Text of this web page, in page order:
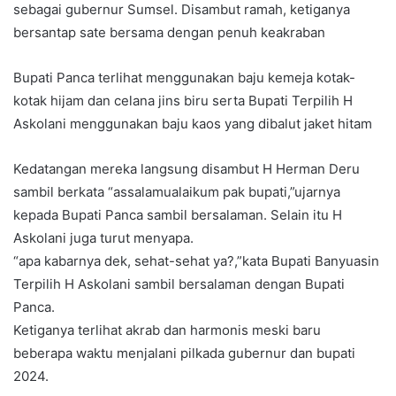
sebagai gubernur Sumsel. Disambut ramah, ketiganya
bersantap sate bersama dengan penuh keakraban
Bupati Panca terlihat menggunakan baju kemeja kotak-
kotak hijam dan celana jins biru serta Bupati Terpilih H
Askolani menggunakan baju kaos yang dibalut jaket hitam
Kedatangan mereka langsung disambut H Herman Deru
sambil berkata “assalamualaikum pak bupati,”ujarnya
kepada Bupati Panca sambil bersalaman. Selain itu H
Askolani juga turut menyapa.
“apa kabarnya dek, sehat-sehat ya?,”kata Bupati Banyuasin
Terpilih H Askolani sambil bersalaman dengan Bupati
Panca.
Ketiganya terlihat akrab dan harmonis meski baru
beberapa waktu menjalani pilkada gubernur dan bupati
2024.